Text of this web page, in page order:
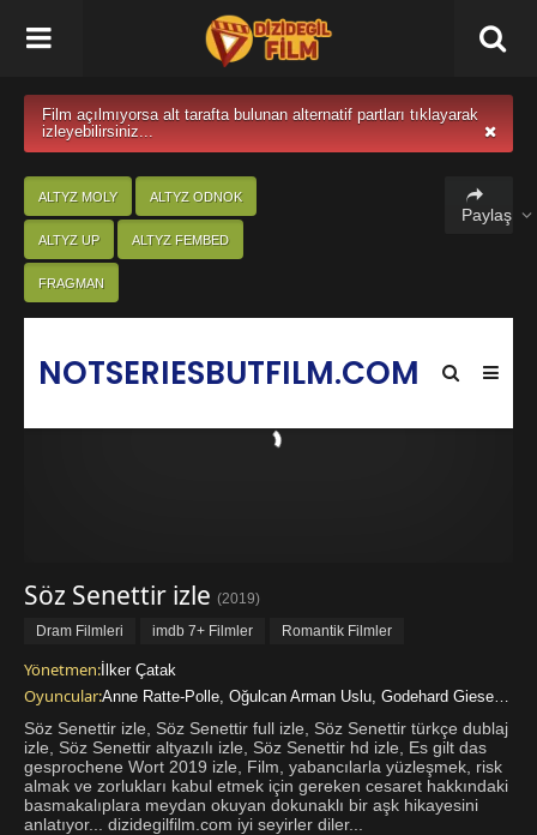
Film açılmıyorsa alt tarafta bulunan alternatif partları tıklayarak
izleyebilirsiniz...
ALTYZ MOLY ALTYZ ODNOK
ALTYZ UP ALTYZ FEMBED
FRAGMAN
Paylaş
Söz Senettir izle (2019)
Dram Filmleri
imdb 7+ Filmler Romantik Filmler
Tavsiye Filmler Türkçe Altyazılı
Yabancı Filmler
Yönetmen:İlker Çatak
Oyuncular:Anne Ratte-Polle, Oğulcan Arman Uslu, Godehard Giese, Jörg Schüttauf, Johanna Polley, Sebastian Urzendowsky, Lina Wendel, Sandra Bourdonnec, Ali Seçkiner Alici, Katharina Behrens, Adnan Devran, Klaus Frevert, Özgür Karadeniz, Elisabeth Pieplow, Jan Philip Runge
Söz Senettir izle, Söz Senettir full izle, Söz Senettir türkçe dublaj
izle, Söz Senettir altyazılı izle, Söz Senettir hd izle, Es gilt das
gesprochene Wort 2019 izle, Film, yabancılarla yüzleşmek, risk
almak ve zorlukları kabul etmek için gereken cesaret hakkındaki
basmakalıplara meydan okuyan dokunaklı bir aşk hikayesini
anlatıyor... dizidegilfilm.com iyi seyirler diler...